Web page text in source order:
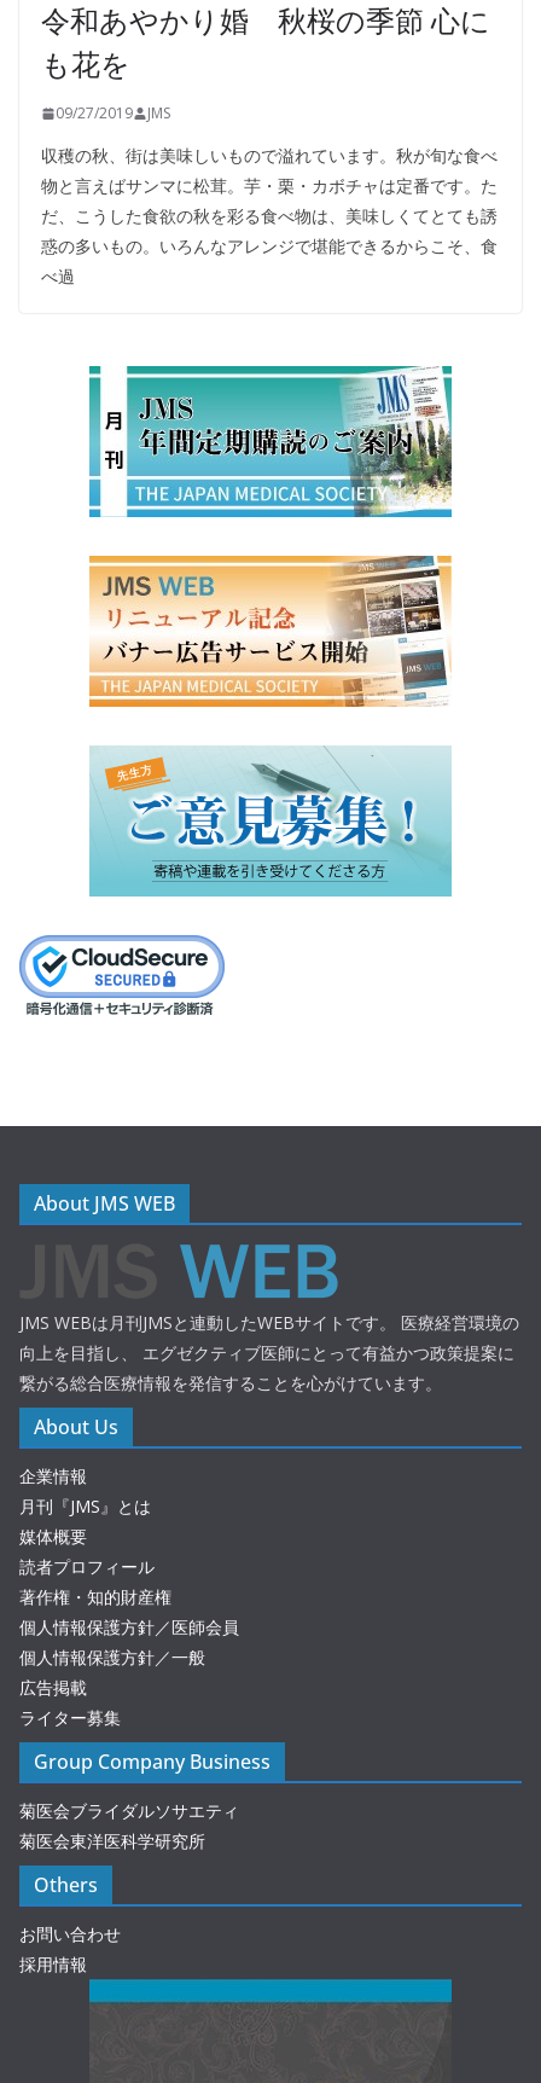
令和あやかり婚 秋桜の季節 心に
も花を
09/27/2019 JMS
収穫の秋、街は美味しいもので溢れています。秋が旬な食べ
物と言えばサンマに松茸。芋・栗・カボチャは定番です。た
だ、こうした食欲の秋を彩る食べ物は、美味しくてとても誘
惑の多いもの。いろんなアレンジで堪能できるからこそ、食
べ過
About JMS WEB
JMS WEBは月刊JMSと連動したWEBサイトです。 医療経営環境の
向上を目指し、 エグゼクティブ医師にとって有益かつ政策提案に
繋がる総合医療情報を発信することを心がけています。
About Us
企業情報
月刊『JMS』とは
媒体概要
読者プロフィール
著作権・知的財産権
個人情報保護方針／医師会員
個人情報保護方針／一般
広告掲載
ライター募集
Group Company Business
菊医会ブライダルソサエティ
菊医会東洋医科学研究所
Others
お問い合わせ
採用情報